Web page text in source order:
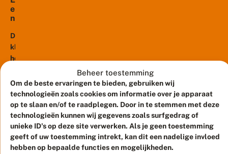
Beheer toestemming
Om de beste ervaringen te bieden, gebruiken wij
technologieën zoals cookies om informatie over je apparaat
op te slaan en/of te raadplegen. Door in te stemmen met deze
technologieën kunnen wij gegevens zoals surfgedrag of
unieke ID's op deze site verwerken. Als je geen toestemming
geeft of uw toestemming intrekt, kan dit een nadelige invloed
hebben op bepaalde functies en mogelijkheden.
e
r
i
s
e
r
n
!
de
kleine
nog
voorkomt.
Het
een
van
de
meest
zeldzame
vlinders
van
e
n
a
n
d
e
a
a
s
t
e
k
l
De
kleine
heivlinder
de
meest
zeldzame
dagvlinder
die
we
op